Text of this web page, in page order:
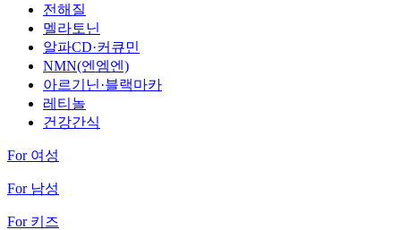
전해질
멜라토닌
알파CD·커큐민
NMN(엔엠엔)
아르기닌·블랙마카
레티놀
건강간식
For 여성
For 남성
For 키즈